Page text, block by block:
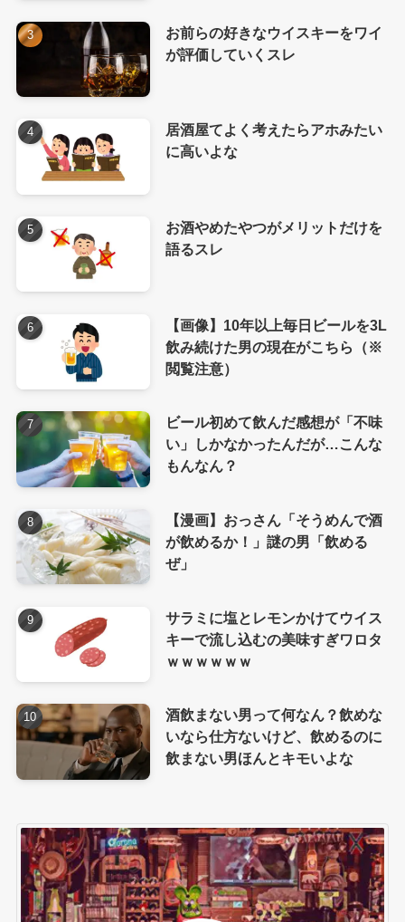
お前らの好きなウイスキーをワイ
が評価していくスレ
居酒屋てよく考えたらアホみたい
に高いよな
お酒やめたやつがメリットだけを
語るスレ
【画像】10年以上毎日ビールを3L
飲み続けた男の現在がこちら（※
閲覧注意）
ビール初めて飲んだ感想が「不味
い」しかなかったんだが…こんな
もんなん？
【漫画】おっさん「そうめんで酒
が飲めるか！」謎の男「飲める
ぜ」
サラミに塩とレモンかけてウイス
キーで流し込むの美味すぎワロタ
ｗｗｗｗｗｗ
酒飲まない男って何なん？飲めな
いなら仕方ないけど、飲めるのに
飲まない男ほんとキモいよな